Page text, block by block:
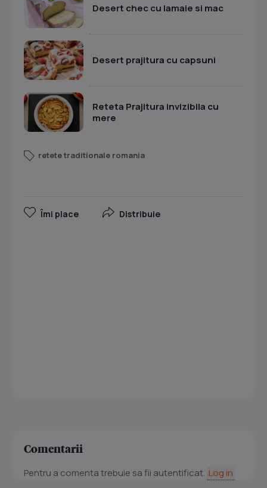
Desert chec cu lamaie si mac
Desert prajitura cu capsuni
Reteta Prajitura invizibila cu
mere
retete traditionale romania
Îmi place Distribuie
Comentarii
Pentru a comenta trebuie sa fii autentificat. Log in